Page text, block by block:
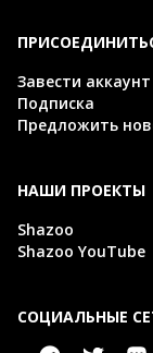
Завести аккаунт
Подписка
Предложить
НАШИ ПРОЕКТЫ
Shazoo
Shazoo YouTube
СОЦИАЛЬНЫЕ